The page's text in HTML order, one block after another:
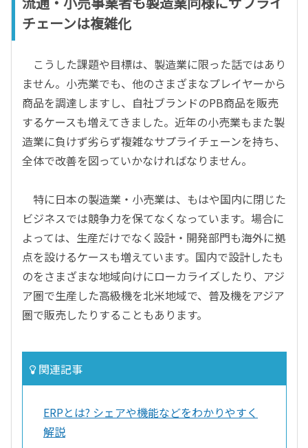
チェーンは複雑化
こうした課題や目標は、製造業に限った話ではあり
ません。小売業でも、他のさまざまなプレイヤーから
商品を調達しますし、自社ブランドのPB商品を販売
するケースも増えてきました。近年の小売業もまた製
造業に負けず劣らず複雑なサプライチェーンを持ち、
全体で改善を図っていかなければなりません。
特に日本の製造業・小売業は、もはや国内に閉じた
ビジネスでは競争力を保てなくなっています。場合に
よっては、生産だけでなく設計・開発部門も海外に拠
点を設けるケースも増えています。国内で設計したも
のをさまざまな地域向けにローカライズしたり、アジ
ア圏で生産した高級機を北米地域で、普及機をアジア
圏で販売したりすることもあります。
関連記事
ERPとは? シェアや機能などをわかりやすく
解説